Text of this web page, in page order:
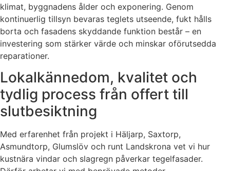
klimat, byggnadens ålder och exponering. Genom
kontinuerlig tillsyn bevaras teglets utseende, fukt hålls
borta och fasadens skyddande funktion består – en
investering som stärker värde och minskar oförutsedda
reparationer.
Lokalkännedom, kvalitet och
tydlig process från offert till
slutbesiktning
Med erfarenhet från projekt i Häljarp, Saxtorp,
Asmundtorp, Glumslöv och runt Landskrona vet vi hur
kustnära vindar och slagregn påverkar tegelfasader.